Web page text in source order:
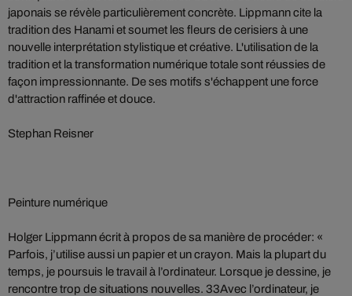
japonais se révèle particulièrement concrète. Lippmann cite la
tradition des Hanami et soumet les fleurs de cerisiers à une
nouvelle interprétation stylistique et créative. L'utilisation de la
tradition et la transformation numérique totale sont réussies de
façon impressionnante. De ses motifs s'échappent une force
d'attraction raffinée et douce.
Stephan Reisner
Peinture numérique
Holger Lippmann écrit à propos de sa manière de procéder: «
Parfois, j’utilise aussi un papier et un crayon. Mais la plupart du
temps, je poursuis le travail à l’ordinateur. Lorsque je dessine, je
rencontre trop de situations nouvelles. 33Avec l’ordinateur, je